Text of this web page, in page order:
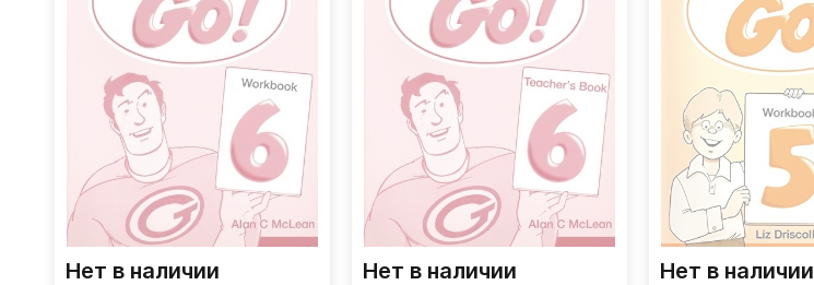
Нет в наличии Нет в наличии Нет в наличии